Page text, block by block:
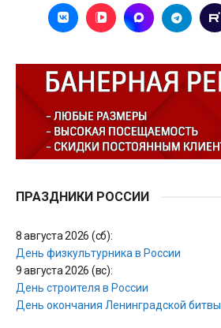
ПРАЗДНИКИ РОССИИ
8 августа 2026 (сб):
День физкультурника в России
9 августа 2026 (вс):
День строителя в России
День окончания Ленинградской битвы